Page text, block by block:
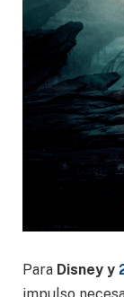
Para Disney y